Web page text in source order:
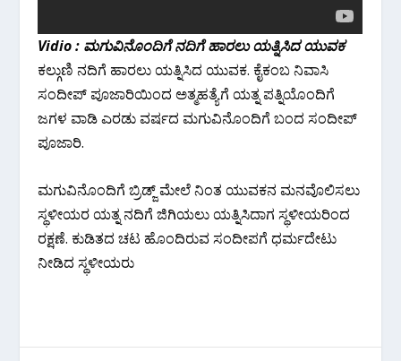
Vidio : ಮಗುವಿನೊಂದಿಗೆ ನದಿಗೆ ಹಾರಲು ಯತ್ನಿಸಿದ ಯುವಕ
ಕಲ್ಗುಣಿ ನದಿಗೆ ಹಾರಲು ಯತ್ನಿಸಿದ ಯುವಕ. ಕೈಕಂಬ ನಿವಾಸಿ
ಸಂದೀಪ್ ಪೂಜಾರಿಯಿಂದ ಅತ್ಮಹತ್ಯೆಗೆ ಯತ್ನ ಪತ್ನಿಯೊಂದಿಗೆ
ಜಗಳ ವಾಡಿ ಎರಡು ವರ್ಷದ ಮಗುವಿನೊಂದಿಗೆ ಬಂದ ಸಂದೀಪ್
ಪೂಜಾರಿ.
ಮಗುವಿನೊಂದಿಗೆ ಬ್ರಿಡ್ಜ್ ಮೇಲೆ ನಿಂತ ಯುವಕನ ಮನವೊಲಿಸಲು
ಸ್ಥಳೀಯರ ಯತ್ನ ನದಿಗೆ ಜಿಗಿಯಲು ಯತ್ನಿಸಿದಾಗ ಸ್ಥಳೀಯರಿಂದ
ರಕ್ಷಣೆ. ಕುಡಿತದ ಚಟ ಹೊಂದಿರುವ ಸಂದೀಪಗೆ ಧರ್ಮದೇಟು
ನೀಡಿದ ಸ್ಥಳೀಯರು